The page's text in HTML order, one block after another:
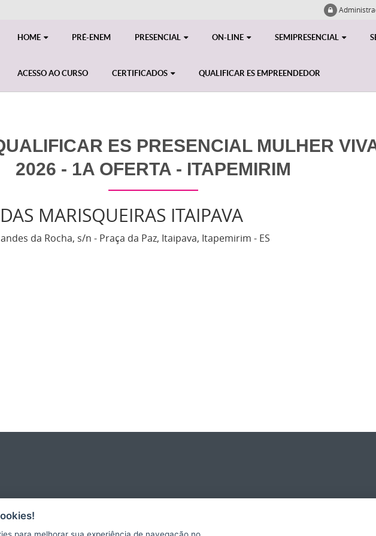
HOME PRÉ-ENEM PRESENCIAL ON-LINE SEMIPRESENCIAL
ACESSO AO CURSO CERTIFICADOS QUALIFICAR ES EMPREENDEDOR
ES PRESENCIAL MULHER
2026 - 1A OFERTA - ITAPEMIRIM
MARISQUEIRAS ITAIPAVA
da Rocha, s/n - Praça da Paz, Itaipava, Itapemirim - ES